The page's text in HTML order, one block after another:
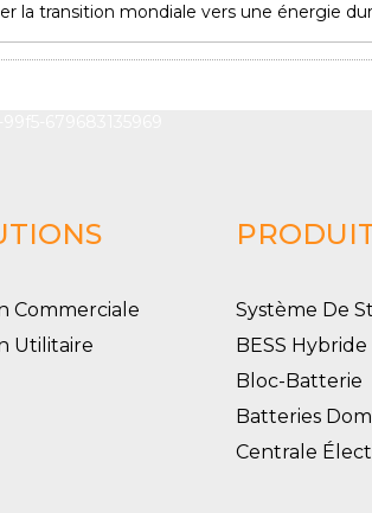
la transition mondiale vers une énergie
Commerciale
Utilitaire
Système De
BESS Hybride
Bloc-Batterie
Batteries
Centrale